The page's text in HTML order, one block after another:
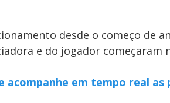
desde o começo de
e do jogador começaram
acompanhe em tempo real